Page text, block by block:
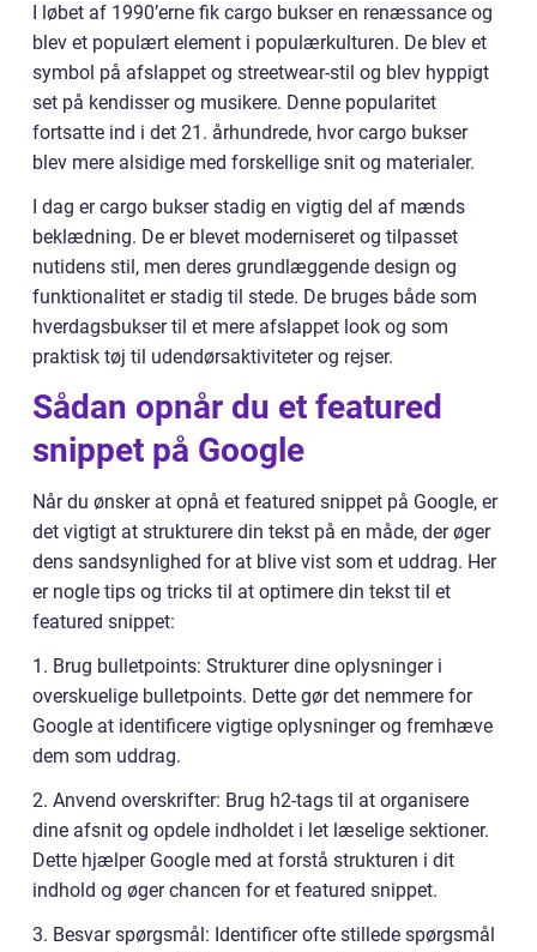
I løbet af 1990’erne fik cargo bukser en renæssance og
blev et populært element i populærkulturen. De blev et
symbol på afslappet og streetwear-stil og blev hyppigt
set på kendisser og musikere. Denne popularitet
fortsatte ind i det 21. århundrede, hvor cargo bukser
blev mere alsidige med forskellige snit og materialer.
I dag er cargo bukser stadig en vigtig del af mænds
beklædning. De er blevet moderniseret og tilpasset
nutidens stil, men deres grundlæggende design og
funktionalitet er stadig til stede. De bruges både som
hverdagsbukser til et mere afslappet look og som
praktisk tøj til udendørsaktiviteter og rejser.
Sådan opnår du et featured
snippet på Google
Når du ønsker at opnå et featured snippet på Google, er
det vigtigt at strukturere din tekst på en måde, der øger
dens sandsynlighed for at blive vist som et uddrag. Her
er nogle tips og tricks til at optimere din tekst til et
featured snippet:
1. Brug bulletpoints: Strukturer dine oplysninger i
overskuelige bulletpoints. Dette gør det nemmere for
Google at identificere vigtige oplysninger og fremhæve
dem som uddrag.
2. Anvend overskrifter: Brug h2-tags til at organisere
dine afsnit og opdele indholdet i let læselige sektioner.
Dette hjælper Google med at forstå strukturen i dit
indhold og øger chancen for et featured snippet.
3. Besvar spørgsmål: Identificer ofte stillede spørgsmål